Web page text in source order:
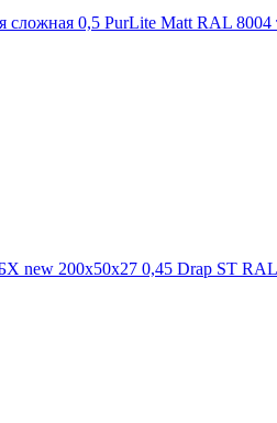
сложная 0,5 PurLite Matt RAL 8004
new 200х50х27 0,45 Drap ST